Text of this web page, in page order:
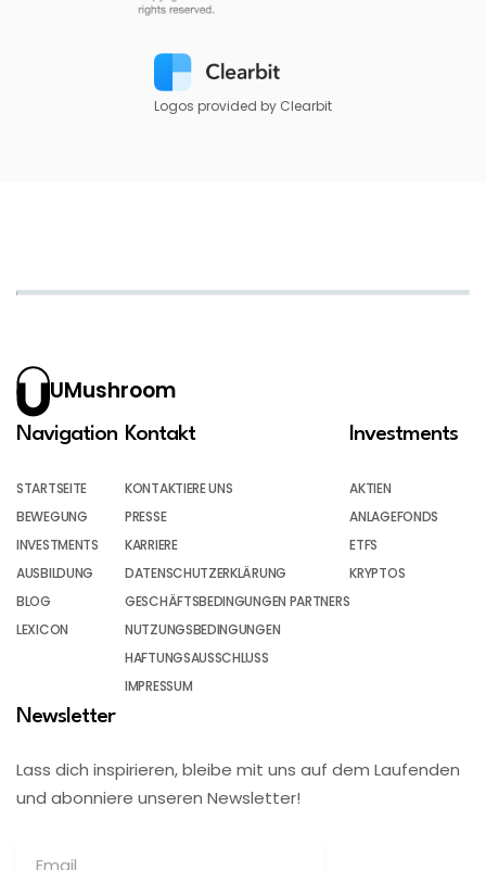
Logos provided by Clearbit
UMushroom
Navigation
STARTSEITE
BEWEGUNG
INVESTMENTS
AUSBILDUNG
BLOG
LEXICON
Kontakt
KONTAKTIERE UNS
PRESSE
KARRIERE
DATENSCHUTZERKLÄRUNG
GESCHÄFTSBEDINGUNGEN PARTNERS
NUTZUNGSBEDINGUNGEN
HAFTUNGSAUSSCHLUSS
IMPRESSUM
Investments
AKTIEN
ANLAGEFONDS
ETFS
KRYPTOS
Newsletter
Lass dich inspirieren, bleibe mit uns auf dem Laufenden
und abonniere unseren Newsletter!